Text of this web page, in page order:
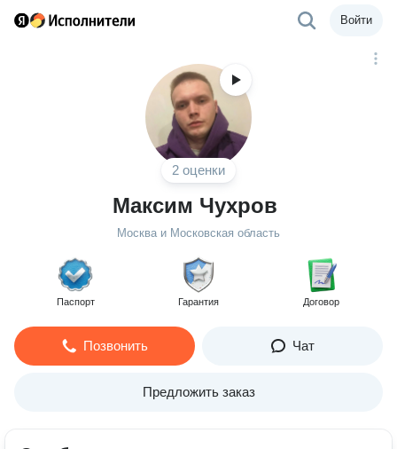
Войти
2 оценки
Максим Чухров
Москва и Московская область
Паспорт Гарантия Договор
Позвонить Чат
Предложить заказ